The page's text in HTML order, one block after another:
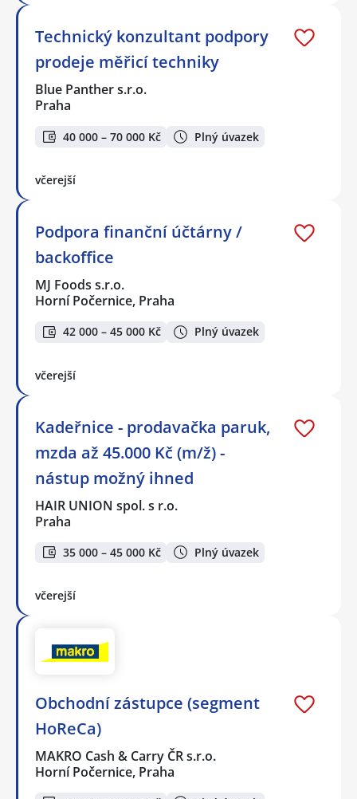
Technický konzultant podpory
prodeje měřicí techniky
Blue Panther s.r.o.
Praha
40 000 – 70 000 Kč Plný úvazek
včerejší
Podpora finanční účtárny /
backoffice
MJ Foods s.r.o.
Horní Počernice, Praha
42 000 – 45 000 Kč Plný úvazek
včerejší
Kadeřnice - prodavačka paruk,
mzda až 45.000 Kč (m/ž) -
nástup možný ihned
HAIR UNION spol. s r.o.
Praha
35 000 – 45 000 Kč Plný úvazek
včerejší
Obchodní zástupce (segment
HoReCa)
MAKRO Cash & Carry ČR s.r.o.
Horní Počernice, Praha